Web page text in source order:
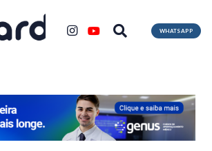
WHATSAPP